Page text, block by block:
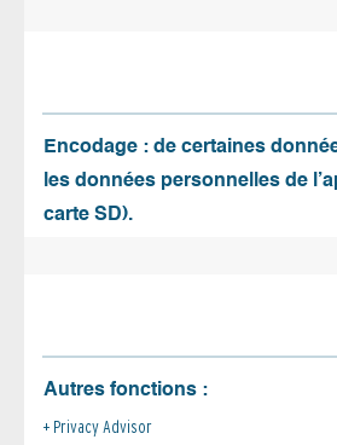
Encodage : de certaines
les données personnelles de
carte SD).
Autres fonctions :
Privacy Advisor